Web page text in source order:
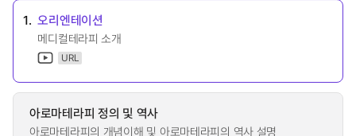
1. 오리엔테이션
메디컬테라피 소개
URL
아로마테라피 정의 및 역사
아로마테라피의 개념이해 및 아로마테라피의 역사 설명